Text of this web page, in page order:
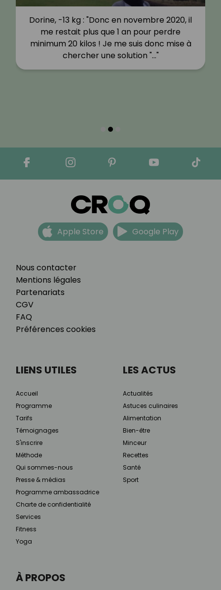
Dorine, -13 kg : "Donc en novembre 2020, il
me restait plus que 1 an pour perdre
minimum 20 kilos ! Je me suis donc mise à
chercher une solution "…"
Nous contacter
Mentions légales
Partenariats
CGV
FAQ
Préférences cookies
Apple Store Google Play
À PROPOS
LIENS UTILES
Accueil
Programme
Tarifs
Témoignages
S'inscrire
Méthode
Qui sommes-nous
Presse & médias
Programme ambassadrice
Charte de confidentialité
Services
Fitness
Yoga
LES ACTUS
Actualités
Astuces culinaires
Alimentation
Bien-être
Minceur
Recettes
Santé
Sport